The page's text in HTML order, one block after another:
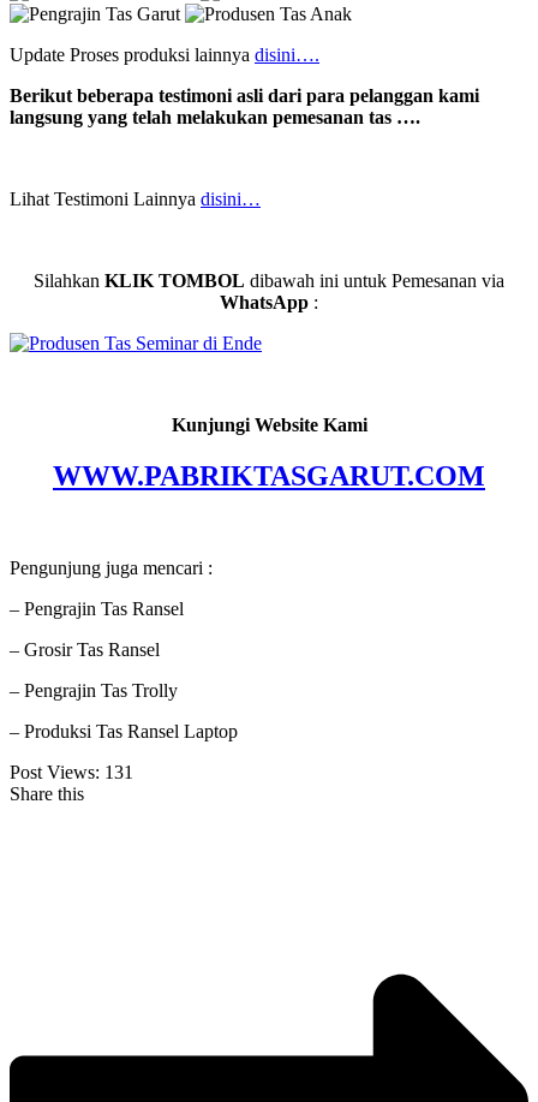
Update Proses produksi lainnya disini….
Berikut beberapa testimoni asli dari para pelanggan kami
langsung yang telah melakukan pemesanan tas ….
Lihat Testimoni Lainnya disini…
Silahkan KLIK TOMBOL dibawah ini untuk Pemesanan via
WhatsApp :
Kunjungi Website Kami
WWW.PABRIKTASGARUT.COM
Pengunjung juga mencari :
– Pengrajin Tas Ransel
– Grosir Tas Ransel
– Pengrajin Tas Trolly
– Produksi Tas Ransel Laptop
Post Views: 131
Share this